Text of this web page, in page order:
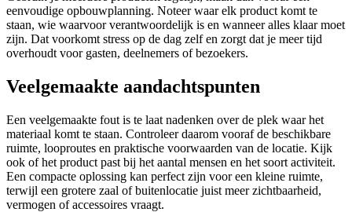
eenvoudige opbouwplanning. Noteer waar elk product komt te
staan, wie waarvoor verantwoordelijk is en wanneer alles klaar moet
zijn. Dat voorkomt stress op de dag zelf en zorgt dat je meer tijd
overhoudt voor gasten, deelnemers of bezoekers.
Veelgemaakte aandachtspunten
Een veelgemaakte fout is te laat nadenken over de plek waar het
materiaal komt te staan. Controleer daarom vooraf de beschikbare
ruimte, looproutes en praktische voorwaarden van de locatie. Kijk
ook of het product past bij het aantal mensen en het soort activiteit.
Een compacte oplossing kan perfect zijn voor een kleine ruimte,
terwijl een grotere zaal of buitenlocatie juist meer zichtbaarheid,
vermogen of accessoires vraagt.